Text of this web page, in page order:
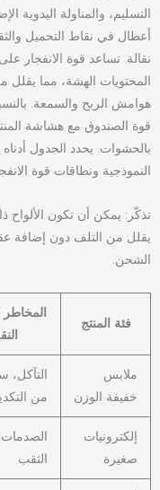
التسليم، والمناولة
أعطال في نقاط التحميل
نقالة. تساعد قوة الانفجار
المحتويات الهشة، مما
هوامش الربح والسمعة.
قوة الصندوق مع هشاشة
بالحشوات. يحدد الجدول أدناه
النموذجية ونطاقات قوة
يقلل من التلف دون إضافة
الشحن.
فئة المنتج
ملابس
خفيفة الوزن
من
إلكترونيات
صغيرة
الصدمات
الثقب